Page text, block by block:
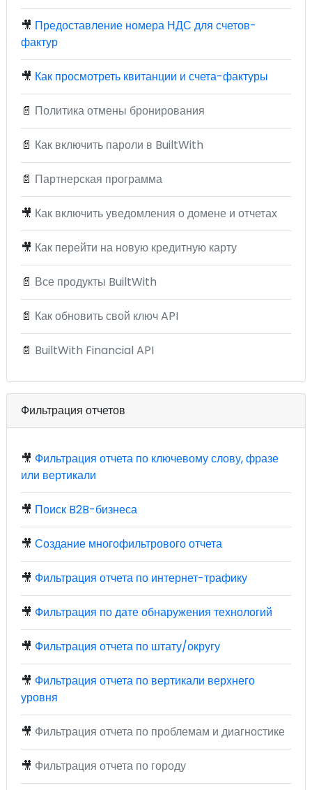
🎥 Предоставление номера НДС для счетов-
фактур
🎥 Как просмотреть квитанции и счета-фактуры
📄 Политика отмены бронирования
📄 Как включить пароли в BuiltWith
📄 Партнерская программа
🎥 Как включить уведомления о домене и отчетах
🎥 Как перейти на новую кредитную карту
📄 Все продукты BuiltWith
📄 Как обновить свой ключ API
📄 BuiltWith Financial API
Фильтрация отчетов
🎥 Фильтрация отчета по ключевому слову, фразе
или вертикали
🎥 Поиск B2B-бизнеса
🎥 Создание многофильтрового отчета
🎥 Фильтрация отчета по интернет-трафику
🎥 Фильтрация по дате обнаружения технологий
🎥 Фильтрация отчета по штату/округу
🎥 Фильтрация отчета по вертикали верхнего
уровня
🎥 Фильтрация отчета по проблемам и диагностике
🎥 Фильтрация отчета по городу